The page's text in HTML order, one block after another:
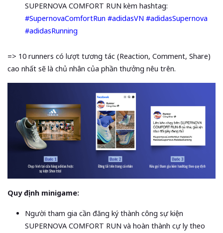
SUPERNOVA COMFORT RUN kèm hashtag:
#SupernovaComfortRun #adidasVN #adidasSupernova
#adidasRunning
=> 10 runners có lượt tương tác (Reaction, Comment, Share)
cao nhất sẽ là chủ nhân của phần thưởng nêu trên.
Quy định minigame:
Người tham gia cần đăng ký thành công sự kiện
SUPERNOVA COMFORT RUN và hoàn thành cự ly theo